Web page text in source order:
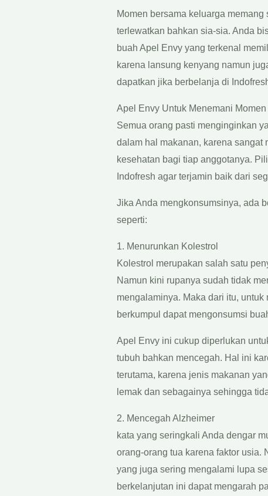
Momen bersama keluarga
terlewatkan bahkan sia-sia. Anda
buah Apel Envy yang terkenal
karena lansung kenyang namun
dapatkan jika berbelanja di
Apel Envy Untuk Menemani
Semua orang pasti menginginkan
dalam hal makanan, karena sangat
kesehatan bagi tiap anggotanya.
Indofresh agar terjamin baik dari
Jika Anda mengkonsumsinya, ada
seperti:
1. Menurunkan Kolestrol
Kolestrol merupakan salah satu
Namun kini rupanya sudah tidak
mengalaminya. Maka dari itu,
berkumpul dapat mengonsumsi
Apel Envy ini cukup diperlukan
tubuh bahkan mencegah. Hal ini
terutama, karena jenis makanan
lemak dan sebagainya sehingga
2. Mencegah Alzheimer
kata yang seringkali Anda dengar
orang-orang tua karena faktor usia.
yang juga sering mengalami lupa
berkelanjutan ini dapat mengarah